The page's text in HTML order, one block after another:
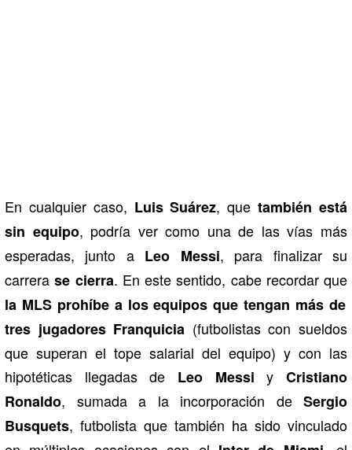
En cualquier caso, Luis Suárez, quetambién está
sin equipo, podría ver como una de las vías más
esperadas, junto a Leo Messi, para finalizar su
carrerase cierra. En este sentido, cabe recordar que
la MLS prohíbe a los equipos que tengan más de
tres jugadores Franquicia (futbolistas con sueldos
que superan el tope salarial del equipo) y con las
hipotéticas llegadas de Leo Messi yCristiano
Ronaldo, sumada a la incorporación de Sergio
Busquets, futbolista que también ha sido vinculado